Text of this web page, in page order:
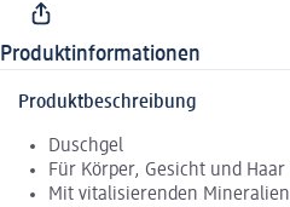
Produktinformationen
Produktbeschreibung
Duschgel
Für Körper, Gesicht und Haar
Mit vitalisierenden Mineralien